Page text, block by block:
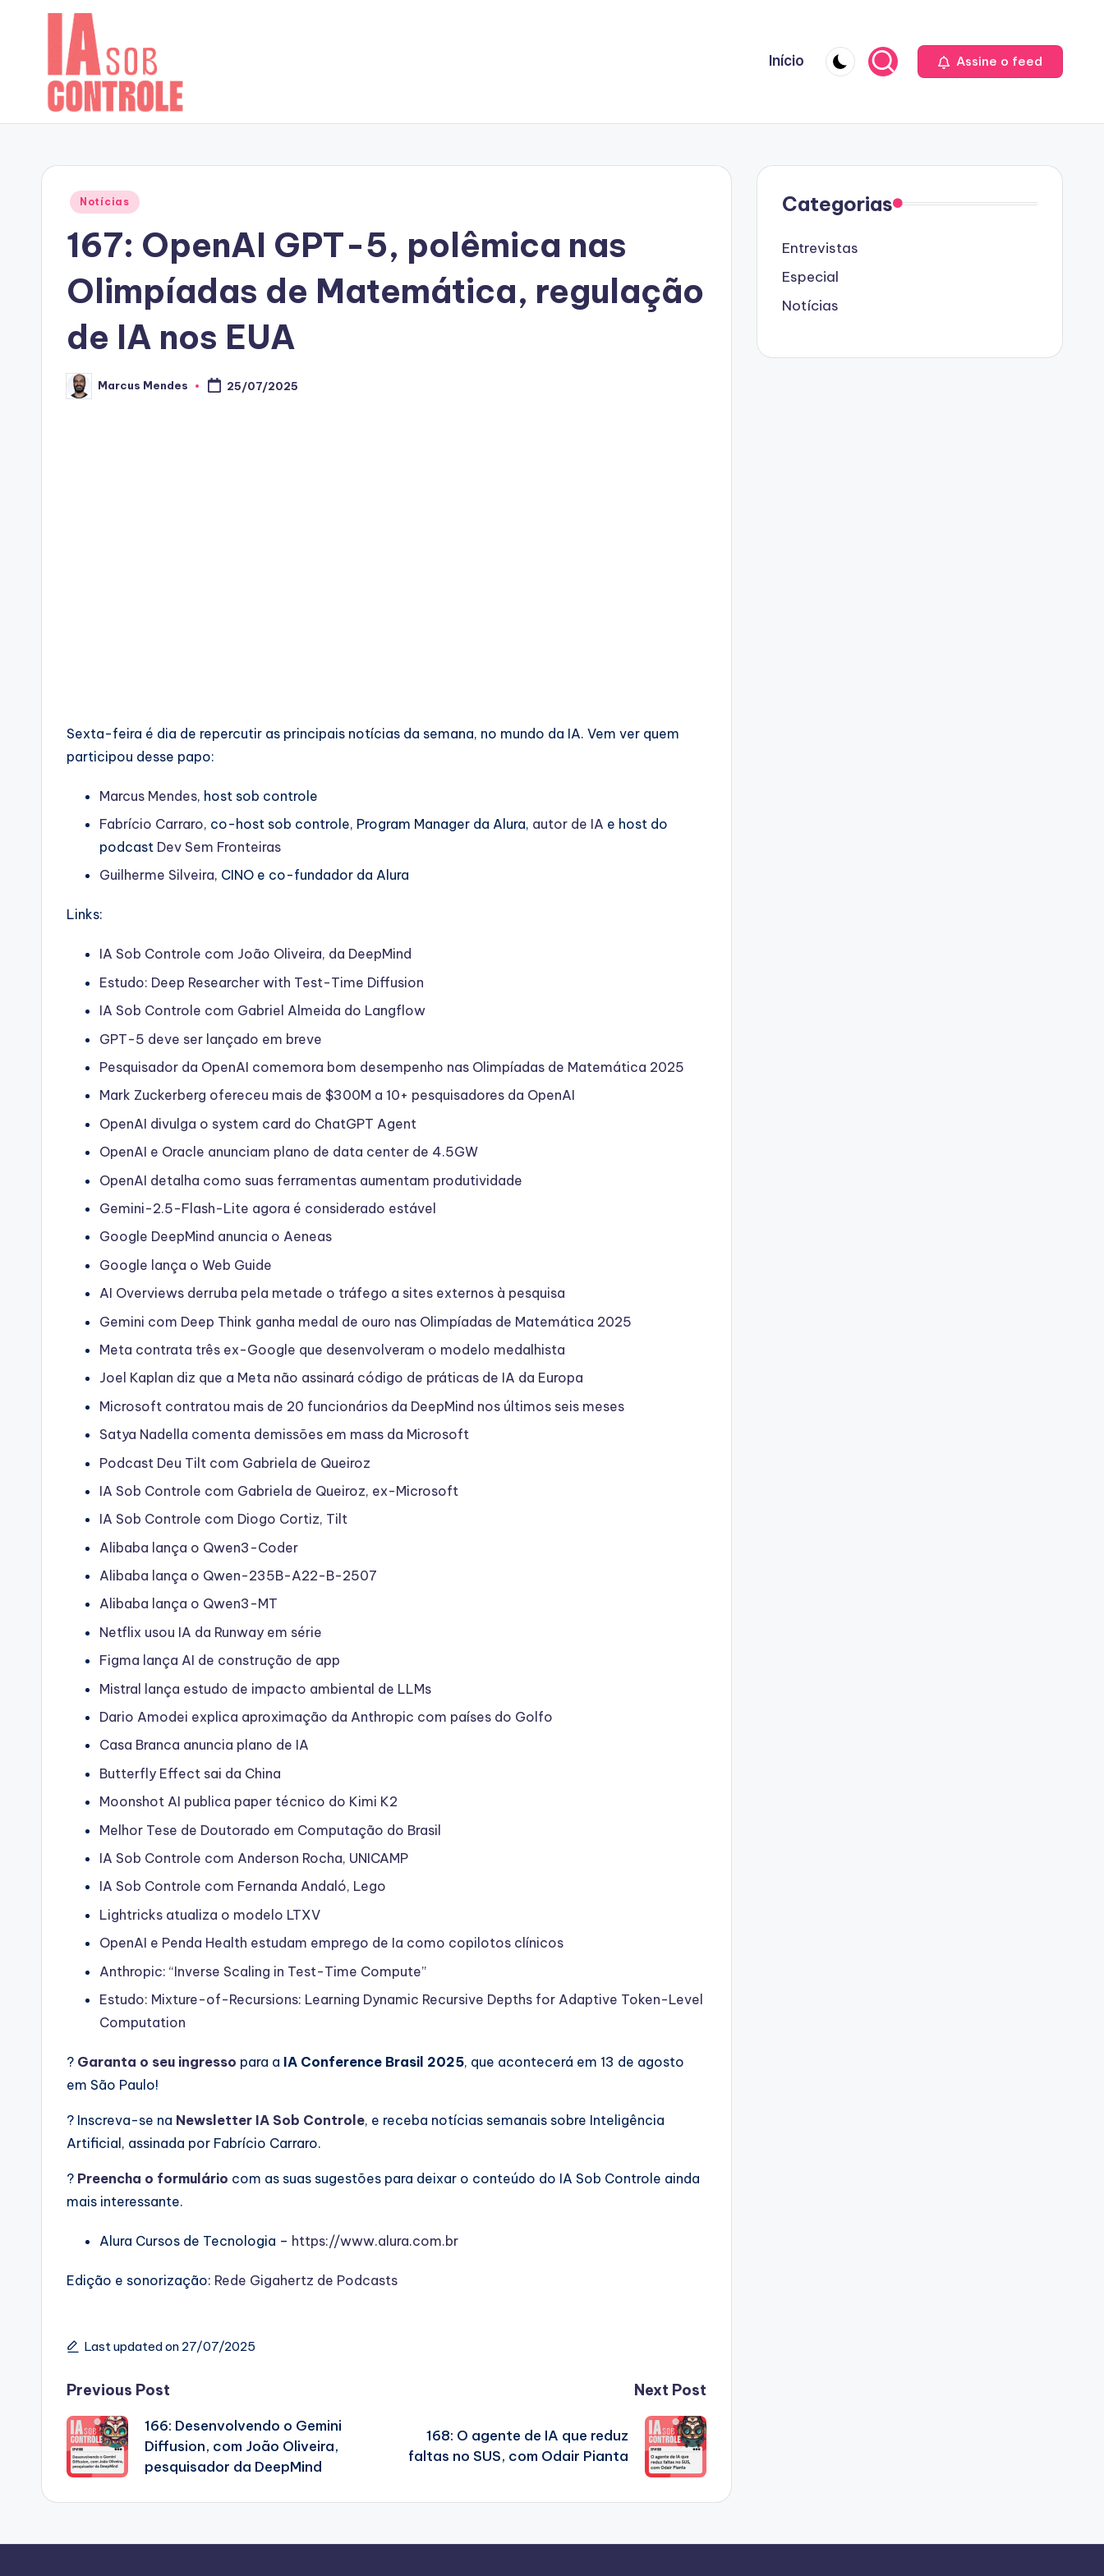
content
Início Assine o feed
Posted
Notícias
167: OpenAI GPT-5, polêmica nas
Olimpíadas de Matemática, regulação
de IA nos EUA
Posted
by
Marcus Mendes 25/07/2025
Sexta-feira é dia de repercutir as principais notícias da semana, no mundo da IA. Vem ver quem
participou desse papo:
Marcus Mendes, host sob controle
Fabrício Carraro, co-host sob controle, Program Manager da Alura, autor de IA e host do
podcast Dev Sem Fronteiras
Guilherme Silveira, CINO e co-fundador da Alura
Links:
IA Sob Controle com João Oliveira, da DeepMind
Estudo: Deep Researcher with Test-Time Diffusion
IA Sob Controle com Gabriel Almeida do Langflow
GPT-5 deve ser lançado em breve
Pesquisador da OpenAI comemora bom desempenho nas Olimpíadas de Matemática 2025
Mark Zuckerberg ofereceu mais de $300M a 10+ pesquisadores da OpenAI
OpenAI divulga o system card do ChatGPT Agent
OpenAI e Oracle anunciam plano de data center de 4.5GW
OpenAI detalha como suas ferramentas aumentam produtividade
Gemini-2.5-Flash-Lite agora é considerado estável
Google DeepMind anuncia o Aeneas
Google lança o Web Guide
AI Overviews derruba pela metade o tráfego a sites externos à pesquisa
Gemini com Deep Think ganha medal de ouro nas Olimpíadas de Matemática 2025
Meta contrata três ex-Google que desenvolveram o modelo medalhista
Joel Kaplan diz que a Meta não assinará código de práticas de IA da Europa
Microsoft contratou mais de 20 funcionários da DeepMind nos últimos seis meses
Satya Nadella comenta demissões em mass da Microsoft
Podcast Deu Tilt com Gabriela de Queiroz
IA Sob Controle com Gabriela de Queiroz, ex-Microsoft
IA Sob Controle com Diogo Cortiz, Tilt
Alibaba lança o Qwen3-Coder
Alibaba lança o Qwen-235B-A22-B-2507
Alibaba lança o Qwen3-MT
Netflix usou IA da Runway em série
Figma lança AI de construção de app
Mistral lança estudo de impacto ambiental de LLMs
Dario Amodei explica aproximação da Anthropic com países do Golfo
Casa Branca anuncia plano de IA
Butterfly Effect sai da China
Moonshot AI publica paper técnico do Kimi K2
Melhor Tese de Doutorado em Computação do Brasil
IA Sob Controle com Anderson Rocha, UNICAMP
IA Sob Controle com Fernanda Andaló, Lego
Lightricks atualiza o modelo LTXV
OpenAI e Penda Health estudam emprego de Ia como copilotos clínicos
Anthropic: “Inverse Scaling in Test-Time Compute”
Estudo: Mixture-of-Recursions: Learning Dynamic Recursive Depths for Adaptive Token-Level
Computation
? Garanta o seu ingresso para a IA Conference Brasil 2025, que acontecerá em 13 de agosto
em São Paulo!
? Inscreva-se na Newsletter IA Sob Controle, e receba notícias semanais sobre Inteligência
Artificial, assinada por Fabrício Carraro.
? Preencha o formulário com as suas sugestões para deixar o conteúdo do IA Sob Controle ainda
mais interessante.
Alura Cursos de Tecnologia – https://www.alura.com.br
Edição e sonorização: Rede Gigahertz de Podcasts
Last updated on 27/07/2025
Post
navigation
Previous Post
166: Desenvolvendo o Gemini
Diffusion, com João Oliveira,
pesquisador da DeepMind
Next Post
168: O agente de IA que reduz
faltas no SUS, com Odair Pianta
Categorias
Entrevistas
Especial
Notícias